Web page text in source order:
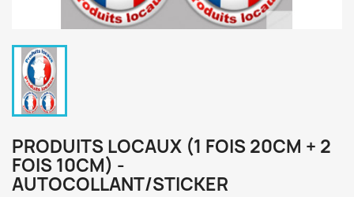
PRODUITS LOCAUX (1 FOIS 20CM + 2
FOIS 10CM) -
AUTOCOLLANT/STICKER